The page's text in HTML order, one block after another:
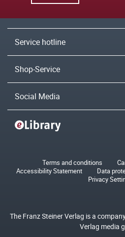
Service hotline
Shop-Service
Social Media
Terms and conditions
Accessibility Statement
Data
Privacy
The Franz Steiner Verlag is a
Verlag media